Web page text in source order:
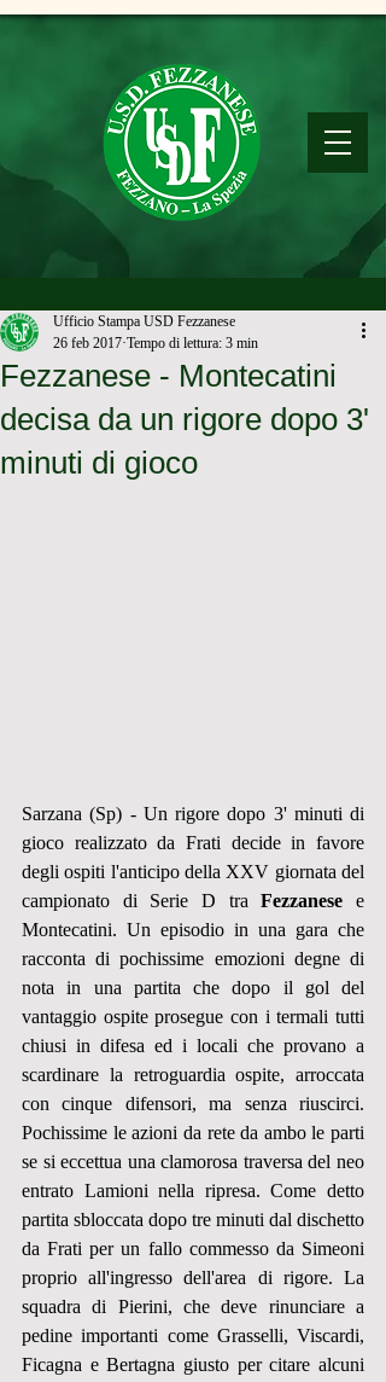
Fezzanese - Montecatini
decisa da un rigore dopo 3'
minuti di gioco
Ufficio Stampa USD Fezzanese
26 feb 2017 Tempo di lettura: 3 min
Sarzana (Sp) - Un rigore dopo 3' minuti di
gioco realizzato da Frati decide in favore
degli ospiti l'anticipo della XXV giornata del
campionato di Serie D tra Fezzanese e
Montecatini. Un episodio in una gara che
racconta di pochissime emozioni degne di
nota in una partita che dopo il gol del
vantaggio ospite prosegue con i termali tutti
chiusi in difesa ed i locali che provano a
scardinare la retroguardia ospite, arroccata
con cinque difensori, ma senza riuscirci.
Pochissime le azioni da rete da ambo le parti
se si eccettua una clamorosa traversa del neo
entrato Lamioni nella ripresa. Come detto
partita sbloccata dopo tre minuti dal dischetto
da Frati per un fallo commesso da Simeoni
proprio all'ingresso dell'area di rigore. La
squadra di Pierini, che deve rinunciare a
pedine importanti come Grasselli, Viscardi,
Ficagna e Bertagna giusto per citare alcuni